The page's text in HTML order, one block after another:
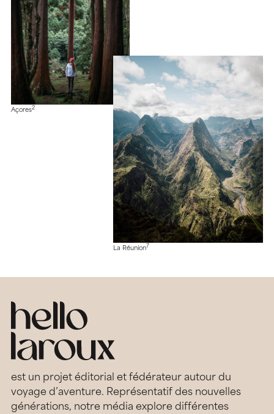
Açores2
La Réunion7
est un projet éditorial et fédérateur autour du
voyage d’aventure. Représentatif des nouvelles
générations, notre média explore différentes